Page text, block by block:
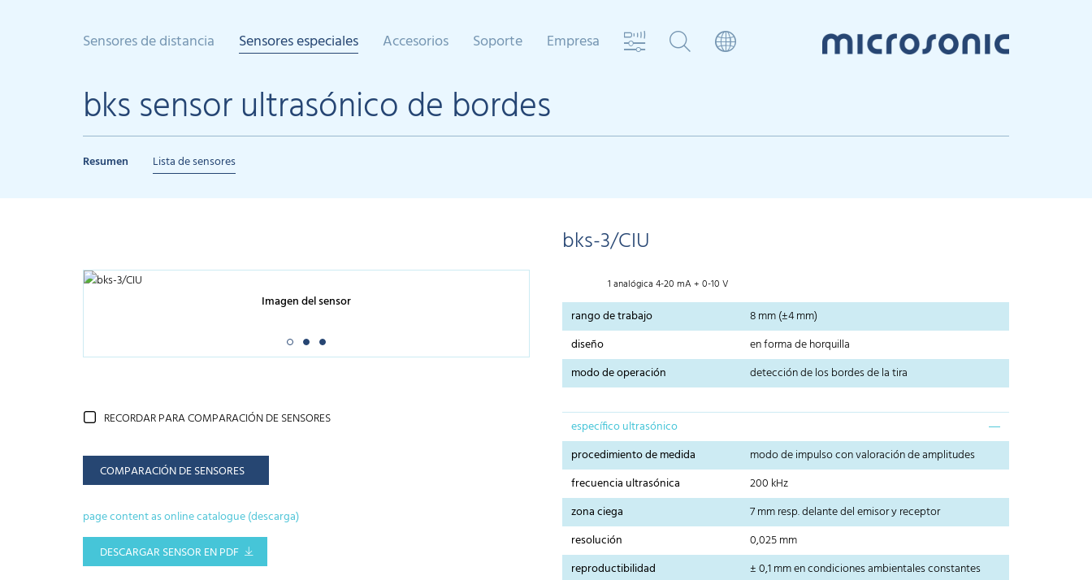
Sensores de distancia Sensores especiales Accesorios Soporte Empresa
bks sensor ultrasónico de bordes
Resumen Lista de sensores
bks-3/CIU
Imagen del sensor
RECORDAR PARA COMPARACIÓN DE SENSORES
COMPARACIÓN DE SENSORES
page content as online catalogue (descarga)
DESCARGAR SENSOR EN PDF
1 analógica 4-20 mA + 0-10 V
rango de trabajo
8 mm (±4 mm)
diseño
en forma de horquilla
modo de operación
detección de los bordes de la tira
específico ultrasónico
procedimiento de medida
modo de impulso con valoración de amplitudes
frecuencia ultrasónica
200 kHz
zona ciega
7 mm resp. delante del emisor y receptor
resolución
0,025 mm
reproductibilidad
± 0,1 mm en condiciones ambientales constantes